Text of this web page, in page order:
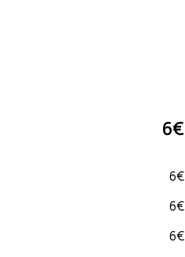
6€
6€
6€
6€